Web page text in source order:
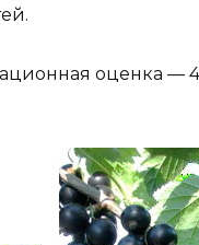
оценка —